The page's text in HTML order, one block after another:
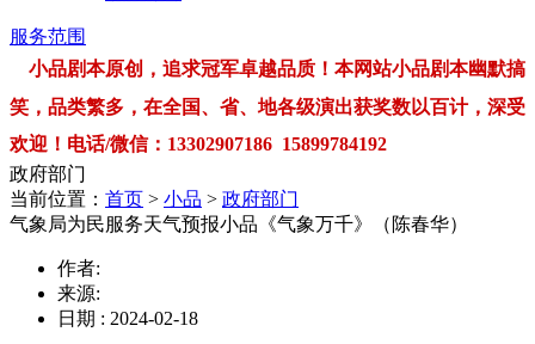
服务范围
小品剧本原创，追求冠军卓越品质！本网站小品剧本幽默搞
笑，品类繁多，在全国、省、地各级演出获奖数以百计，深受
欢迎！电话/微信：13302907186 15899784192
政府部门
当前位置： 首页 > 小品 > 政府部门
气象局为民服务天气预报小品《气象万千》（陈春华）
作者:
来源:
日期 : 2024-02-18